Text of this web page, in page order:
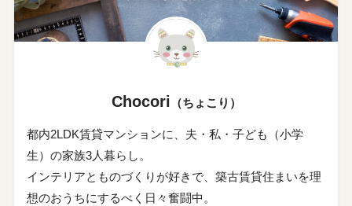
Chocori （ちょこり）
都内2LDK賃貸マンションに、夫・私・子ども（小学
生）の家族3人暮らし。
インテリアとものづくりが好きで、築古賃貸住まいを理
想のおうちにするべく日々奮闘中。